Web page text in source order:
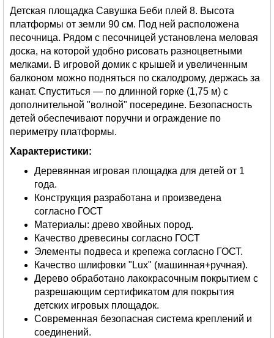
Детская площадка Савушка Беби плей 8. Высота
платформы от земли 90 см. Под ней расположена
песочница. Рядом с песочницей установлена меловая
доска, на которой удобно рисовать разноцветными
мелками. В игровой домик с крышей и увеличенным
балконом можно подняться по скалодрому, держась за
канат. Спуститься — по длинной горке (1,75 м) с
дополнительной "волной" посередине. Безопасность
детей обеспечивают поручни и ограждение по
периметру платформы.
Характеристики:
Деревянная игровая площадка для детей от 1
года.
Конструкция разработана и произведена
согласно ГОСТ
Материалы: древо хвойных пород.
Качество древесины согласно ГОСТ
Элементы подвеса и крепежа согласно ГОСТ.
Качество шлифовки "Lux" (машинная+ручная).
Дерево обработано лакокрасочным покрытием с
разрешающим сертификатом для покрытия
детских игровых площадок.
Современная безопасная система креплений и
соединений.